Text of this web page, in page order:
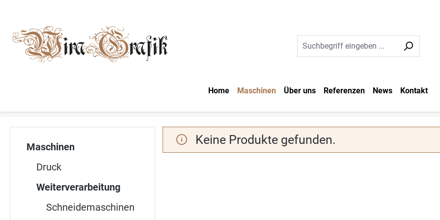
Home Maschinen Über uns Referenzen News Kontakt
Maschinen
Druck
Weiterverarbeitung
Schneidemaschinen
Keine Produkte gefunden.